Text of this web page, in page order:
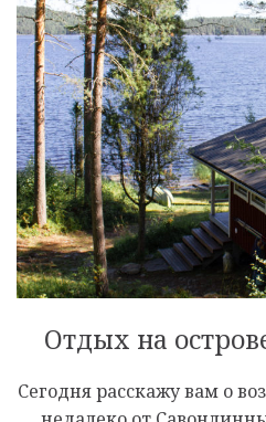
Отдых на
Сегодня расскажу вам о